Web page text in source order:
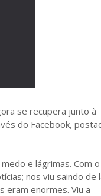
se recupera junto à
do Facebook,
e lágrimas. Com o
nos viu saindo de
eram enormes. Viu a